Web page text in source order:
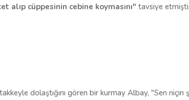
alıp cüppesinin cebine koymasını" tavsiye etmişti.
dolaştığını gören bir kurmay Albay, "Sen